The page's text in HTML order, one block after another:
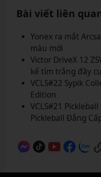
Bài viết liên
Yonex ra mắt
màu mới
Victor DriveX 12
kế tím trắng đầy
VCLS#22 Sypik
Edition
VCLS#21
Pickleball Đẳng